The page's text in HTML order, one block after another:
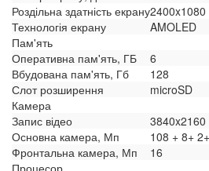
Роздільна здатність екрану2400x1080
Технологія екрану
AMOLED
Пам'ять
Оперативна пам'ять, ГБ
6
Вбудована пам'ять, Гб
128
Слот розширення
microSD
Камера
Запис відео
3840x2160
Основна камера, Мп
108 + 8+
Фронтальна камера, Мп
16